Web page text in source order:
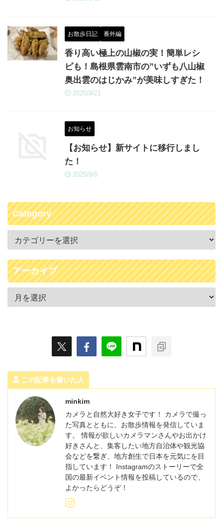
お散歩日記 番外編
香り高い極上の山椒の実！簡単レシ
ピも！島根県雲南市の”いずも八山椒
奥出雲のはじかみ”が美味しすぎた！
2025/8/21
お知らせ
【お知らせ】新サイトに移行しまし
た！
2025/8/8
Category
アーカイブ
この記事を書いた人
minkim
カメラと自然大好き女子です！ カメラで撮っ
た写真とともに、お散歩情報を発信していま
す。 情報が欲しいカメラマンさんやお出かけ
好きさんと、集客したい地方自治体や観光協
会などを繋ぎ、地方創生で日本を元気にを目
指しています！ Instagramのストーリーで全
国の最新イベント情報を投稿しているので、
よかったらどうぞ！